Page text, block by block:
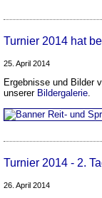
Turnier 2014 hat
25. April 2014
Ergebnisse und Bilder
unserer Bildergalerie.
Turnier 2014 - 2.
26. April 2014